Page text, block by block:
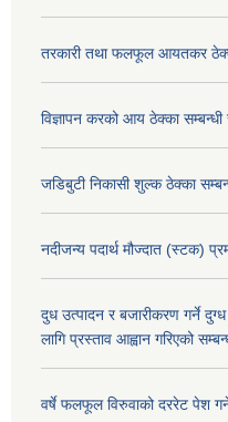
तरकारी तथा फलफूल आयतकर
विज्ञापन करको आय ठेक्का
जडिबुटी निकासी शुल्क ठेक्का
नदीजन्य पदार्थ मौज्दात (स्टक)
दुध उत्पादन र बजारीकरण गर्ने
लागि प्रस्ताव आह्वान गरिएको
वर्षे फलफूल विरुवाको दररेट पेश